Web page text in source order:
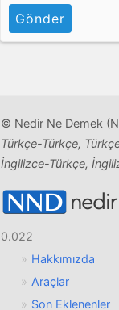
Gönder
© Nedir Ne Demek
Türkçe-Türkçe,
İngilizce-Türkçe,
0.022
Hakkımızda
Araçlar
Son Eklenenler